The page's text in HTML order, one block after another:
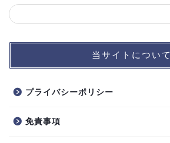
当サイトについて
プライバシーポリシー
免責事項